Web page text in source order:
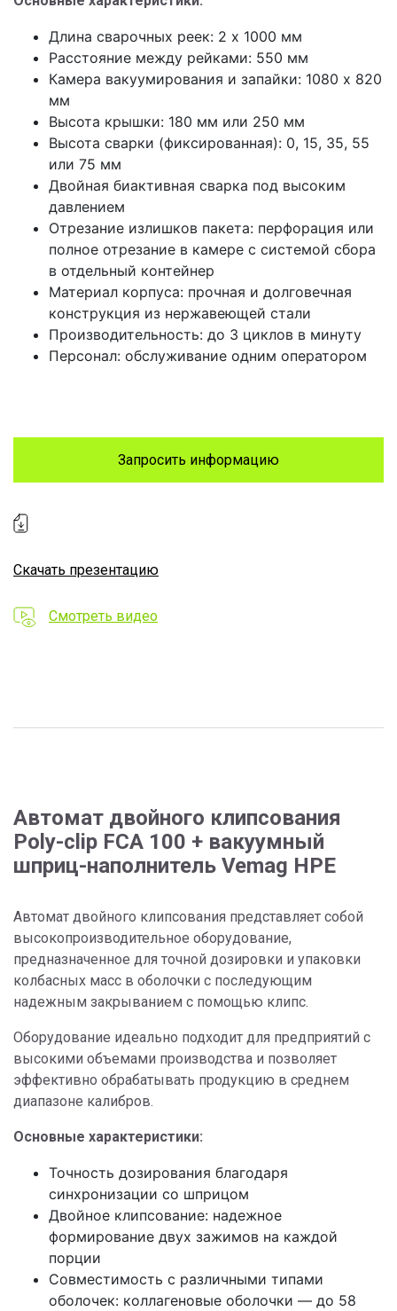
Длина сварочных реек: 2 x 1000 мм
Расстояние между рейками: 550 мм
Камера вакуумирования и запайки: 1080 x 820
мм
Высота крышки: 180 мм или 250 мм
Высота сварки (фиксированная): 0, 15, 35, 55
или 75 мм
Двойная биактивная сварка под высоким
давлением
Отрезание излишков пакета: перфорация или
полное отрезание в камере с системой сбора
в отдельный контейнер
Материал корпуса: прочная и долговечная
конструкция из нержавеющей стали
Производительность: до 3 циклов в минуту
Персонал: обслуживание одним оператором
Запросить информацию
Скачать презентацию
Смотреть видео
Автомат двойного клипсования
Poly-clip FCA 100 + вакуумный
шприц-наполнитель Vemag HPE
Автомат двойного клипсования представляет собой
высокопроизводительное оборудование,
предназначенное для точной дозировки и упаковки
колбасных масс в оболочки с последующим
надежным закрыванием с помощью клипс.
Оборудование идеально подходит для предприятий с
высокими объемами производства и позволяет
эффективно обрабатывать продукцию в среднем
диапазоне калибров.
Основные характеристики:
Точность дозирования благодаря
синхронизации со шприцом
Двойное клипсование: надежное
формирование двух зажимов на каждой
порции
Совместимость с различными типами
оболочек: коллагеновые оболочки — до 58